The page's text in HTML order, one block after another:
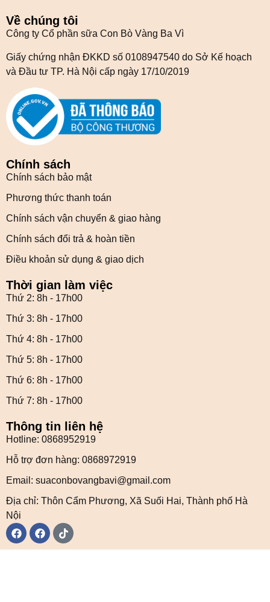
Về chúng tôi
Công ty Cổ phần sữa Con Bò Vàng Ba Vì
Giấy chứng nhận ĐKKD số 0108947540 do Sở Kế hoạch
và Đầu tư TP. Hà Nội cấp ngày 17/10/2019
Chính sách
Chính sách bảo mật
Phương thức thanh toán
Chính sách vận chuyển & giao hàng
Chính sách đổi trả & hoàn tiền
Điều khoản sử dụng & giao dịch
Thời gian làm việc
Thứ 2: 8h - 17h00
Thứ 3: 8h - 17h00
Thứ 4: 8h - 17h00
Thứ 5: 8h - 17h00
Thứ 6: 8h - 17h00
Thứ 7: 8h - 17h00
Thông tin liên hệ
Hotline: 0868952919
Hỗ trợ đơn hàng: 0868972919
Email: suaconbovangbavi@gmail.com
Địa chỉ: Thôn Cẩm Phương, Xã Suối Hai, Thành phố Hà
Nội